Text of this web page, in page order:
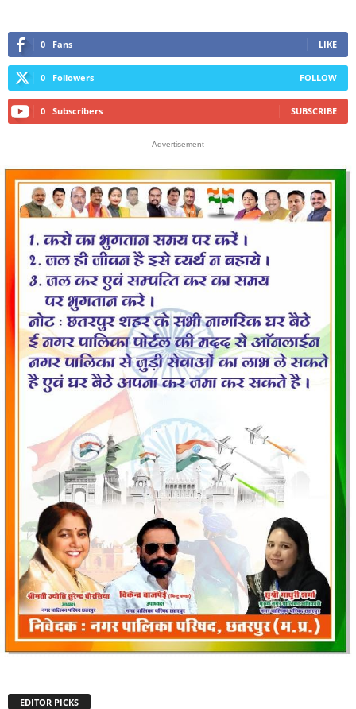
0 Fans LIKE
0 Followers FOLLOW
0 Subscribers SUBSCRIBE
- Advertisement -
EDITOR PICKS